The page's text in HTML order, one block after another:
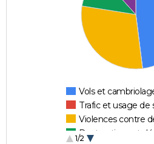
Vols et
Trafic et usage de
Violences contre
Destructions et
1/2